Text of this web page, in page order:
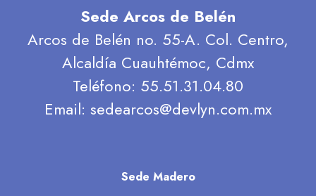
Sede Arcos de Belén
Arcos de Belén no. 55-A. Col. Centro,
Alcaldía Cuauhtémoc, Cdmx
Teléfono: 55.51.31.04.80
Email: sedearcos@devlyn.com.mx
Sede Madero